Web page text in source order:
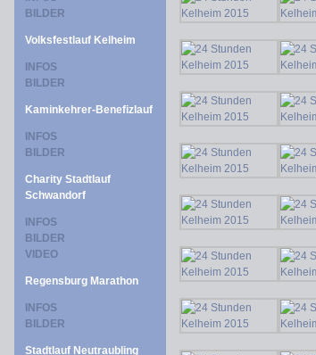
BILDER
Volksfestlauf Kelheim
INFOS
BILDER
Kaminkehrer-Benefizlauf
INFOS
BILDER
Charity Stadtlauf
Schwandorf
INFOS
BILDER
VIDEO
Regensburg Marathon
INFOS
BILDER
Stadtlauf Neutraubling